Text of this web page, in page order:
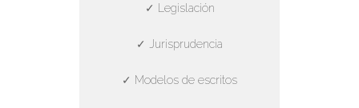
✓ Legislación
✓ Jurisprudencia
✓ Modelos de escritos